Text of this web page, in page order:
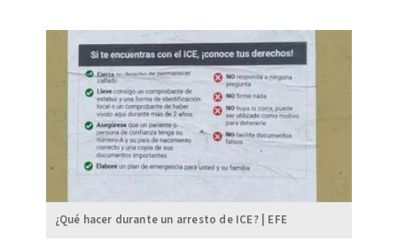
¿Qué hacer durante un arresto de ICE? | EFE